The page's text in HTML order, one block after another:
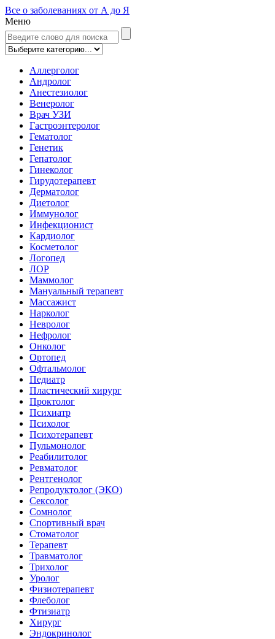
Все о заболеваниях от А до Я
Меню
Аллерголог
Андролог
Анестезиолог
Венеролог
Врач УЗИ
Гастроэнтеролог
Гематолог
Генетик
Гепатолог
Гинеколог
Гирудотерапевт
Дерматолог
Диетолог
Иммунолог
Инфекционист
Кардиолог
Косметолог
Логопед
ЛОР
Маммолог
Мануальный терапевт
Массажист
Нарколог
Невролог
Нефролог
Онколог
Ортопед
Офтальмолог
Педиатр
Пластический хирург
Проктолог
Психиатр
Психолог
Психотерапевт
Пульмонолог
Реабилитолог
Ревматолог
Рентгенолог
Репродуктолог (ЭКО)
Сексолог
Сомнолог
Спортивный врач
Стоматолог
Терапевт
Травматолог
Трихолог
Уролог
Физиотерапевт
Флеболог
Фтизиатр
Хирург
Эндокринолог